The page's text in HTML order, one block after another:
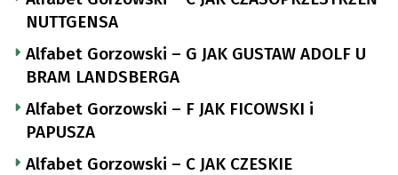
NUTTGENSA
Alfabet Gorzowski – G JAK GUSTAW ADOLF U
BRAM LANDSBERGA
Alfabet Gorzowski – F JAK FICOWSKI i
PAPUSZA
Alfabet Gorzowski – C JAK CZESKIE